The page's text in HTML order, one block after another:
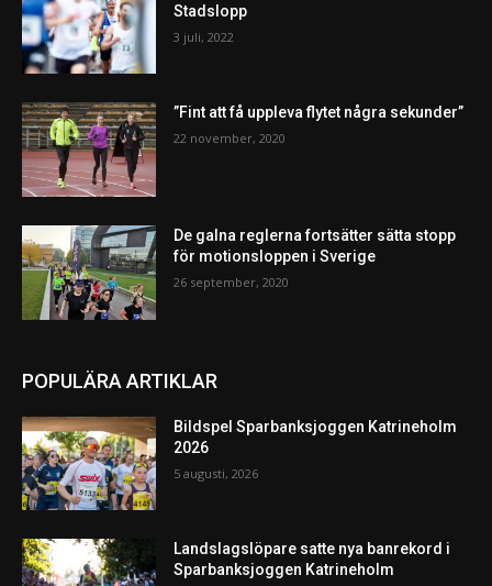
Stadslopp
3 juli, 2022
”Fint att få uppleva flytet några sekunder”
22 november, 2020
De galna reglerna fortsätter sätta stopp
för motionsloppen i Sverige
26 september, 2020
POPULÄRA ARTIKLAR
Bildspel Sparbanksjoggen Katrineholm
2026
5 augusti, 2026
Landslagslöpare satte nya banrekord i
Sparbanksjoggen Katrineholm